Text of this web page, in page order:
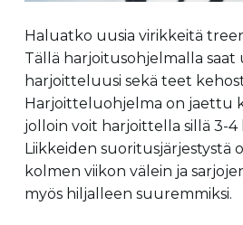
Haluatko uusia virikkeitä
Tällä harjoitusohjelmalla saat
harjoitteluusi sekä teet
Harjoitteluohjelma on jaettu
jolloin voit harjoittella sillä 3-4
Liikkeiden suoritusjärjestystä
kolmen viikon välein ja
myös hiljalleen suuremmiksi.